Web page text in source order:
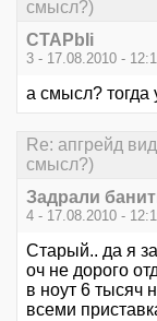
смысл?)
CTAPbIi
3 - 17.08.2010 -
а смысл? тогда
Re: апгрейд
смысл?)
Задрали
4 - 17.08.2010 -
Старый.. да я
оч не дорого
в ноут 6 тысяч
всеми